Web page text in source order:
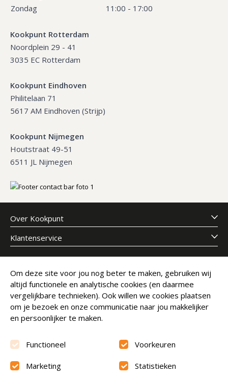
Zondag
11:00 - 17:00
Kookpunt Rotterdam
Noordplein 29 - 41
3035 EC Rotterdam
Kookpunt Eindhoven
Philitelaan 71
5617 AM Eindhoven (Strijp)
Kookpunt Nijmegen
Houtstraat 49-51
6511 JL Nijmegen
Over Kookpunt
Klantenservice
Meld je aan voor onze nieuwsbrief
E-mailadres
Abonneer
Beoordeling9.6
Om deze site voor jou nog beter te maken, gebruiken wij
altijd functionele en analytische cookies (en daarmee
vergelijkbare technieken). Ook willen we cookies plaatsen
om je bezoek en onze communicatie naar jou makkelijker
en persoonlijker te maken.
Functioneel Voorkeuren
Marketing Statistieken